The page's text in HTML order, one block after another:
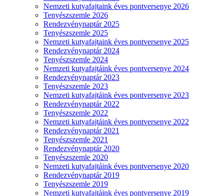
Nemzeti kutyafajtaink éves pontversenye 2026
Tenyészszemle 2026
Rendezvénynaptár 2025
Tenyészszemle 2025
Nemzeti kutyafajtaink éves pontversenye 2025
Rendezvénynaptár 2024
Tenyészszemle 2024
Nemzeti kutyafajtáink éves pontversenye 2024
Rendezvénynaptár 2023
Tenyészszemle 2023
Nemzeti kutyafajtáink éves pontversenye 2023
Rendezvénynaptár 2022
Tenyészszemle 2022
Nemzeti kutyafajtáink éves pontversenye 2022
Rendezvénynaptár 2021
Tenyészszemle 2021
Rendezvénynaptár 2020
Tenyészszemle 2020
Nemzeti kutyafajtáink éves pontversenye 2020
Rendezvénynaptár 2019
Tenyészszemle 2019
Nemzeti kutyafajtáink éves pontversenye 2019